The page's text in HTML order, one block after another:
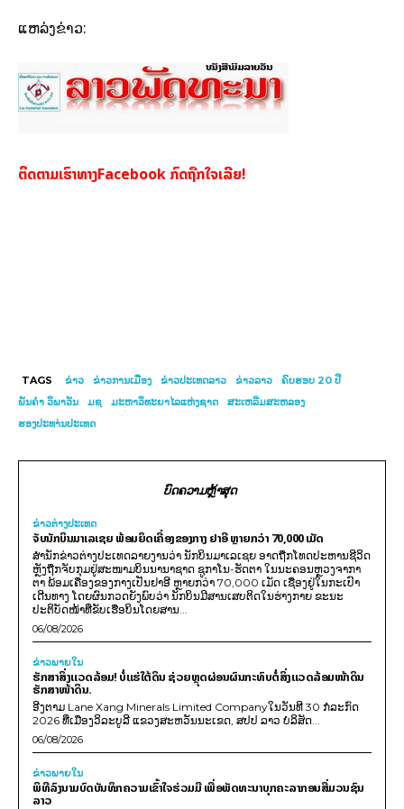
ແຫລ່ງຂ່າວ:
ຕິດຕາມເຮົາທາງFacebook ກົດຖືກໃຈເລີຍ!
TAGS ຂ່າວ ຂ່າວການເມືອງ ຂ່າວປະເທດລາວ ຂ່າວລາວ
ຄົບຮອບ 20 ປີ
ພັນຄຳ ວິພາວັນ
ມຊ ມະຫາວິທະຍາໄລແຫ່ງຊາດ
ສະເຫລີມສະຫລອງ
ຮອງປະທາ່ນປະເທດ
ບົດຄວາມຫຼ້າສຸດ
ຂ່າວຕ່າງປະເທດ
ຈັບນັກບິນມາເລເຊຍ ພ້ອມຍຶດເຄື່ອງຂອງກາງ ຢາອີ ຫຼາຍກວ່າ 70,000 ເມັດ
ສຳນັກຂ່າວຕ່າງປະເທດລາຍງານວ່າ ນັກບິນມາເລເຊຍ ອາດຖືກໂທດປະຫານຊີວິດ
ຫຼັງຖືກຈັບກຸມຢູ່ສະໜາມບິນນານາຊາດ ຊູກາໂນ-ຮັດຕາ ໃນນະຄອນຫຼວງຈາກາ
ຕາ ພ້ອມເຄື່ອງຂອງກາງເປັນຢາອີ ຫຼາຍກວ່າ 70,000 ເມັດ ເຊື່ອງຢູ່ໃນກະເປົາ
ເດີນທາງ ໂດຍຜົນກວດຍັງພົບວ່າ ນັກບິນມີສານເສບຕິດໃນຮ່າງກາຍ ຂະນະ
ປະຕິບັດໜ້າທີ່ຂັບເຮືອບິນໂດຍສານ...
06/08/2026
ຂ່າວພາຍ​ໃນ
ຮັກສາສິ່ງແວດລ້ອມ! ບໍ່ແຮ່ໃຕ້ດິນ ຊ່ວຍຫຼຸດຜ່ອນຜົນກະທົບຕໍ່ສິ່ງແວດລ້ອມໜ້າດິນ
ຮັກສາໜ້າດິນ.
ອີງຕາມ Lane Xang Minerals Limited Companyໃນວັນທີ 30 ກໍລະກົດ
2026 ທີ່ເມືອງວິລະບູລີ ແຂວງສະຫວັນນະເຂດ, ສປປ ລາວ ບໍລິສັດ...
06/08/2026
ຂ່າວພາຍ​ໃນ
ພິທີລົງນາມບົດບັນທຶກຄວາມເຂົ້າໃຈຮ່ວມມື ເພື່ອພັດທະນາບຸກຄະລາກອນສື່ມວນຊົນ
ລາວ